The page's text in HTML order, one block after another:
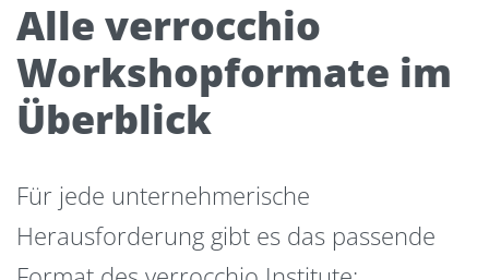
Alle verrocchio
Workshopformate im
Überblick
Für jede unternehmerische
Herausforderung gibt es das passende